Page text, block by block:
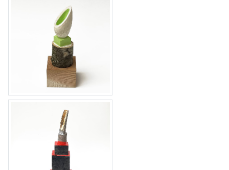
tableau 51, 52 & 53